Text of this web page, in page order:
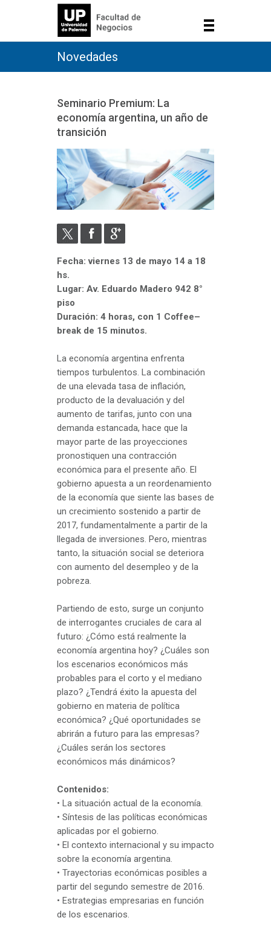
Novedades
Seminario Premium: La
economía argentina, un año de
transición
Fecha: viernes 13 de mayo 14 a 18
hs.
Lugar: Av. Eduardo Madero 942 8°
piso
Duración: 4 horas, con 1 Coffee–
break de 15 minutos.
La economía argentina enfrenta
tiempos turbulentos. La combinación
de una elevada tasa de inflación,
producto de la devaluación y del
aumento de tarifas, junto con una
demanda estancada, hace que la
mayor parte de las proyecciones
pronostiquen una contracción
económica para el presente año. El
gobierno apuesta a un reordenamiento
de la economía que siente las bases de
un crecimiento sostenido a partir de
2017, fundamentalmente a partir de la
llegada de inversiones. Pero, mientras
tanto, la situación social se deteriora
con aumento del desempleo y de la
pobreza.
Partiendo de esto, surge un conjunto
de interrogantes cruciales de cara al
futuro: ¿Cómo está realmente la
economía argentina hoy? ¿Cuáles son
los escenarios económicos más
probables para el corto y el mediano
plazo? ¿Tendrá éxito la apuesta del
gobierno en materia de política
económica? ¿Qué oportunidades se
abrirán a futuro para las empresas?
¿Cuáles serán los sectores
económicos más dinámicos?
Contenidos:
• La situación actual de la economía.
• Síntesis de las políticas económicas
aplicadas por el gobierno.
• El contexto internacional y su impacto
sobre la economía argentina.
• Trayectorias económicas posibles a
partir del segundo semestre de 2016.
• Estrategias empresarias en función
de los escenarios.